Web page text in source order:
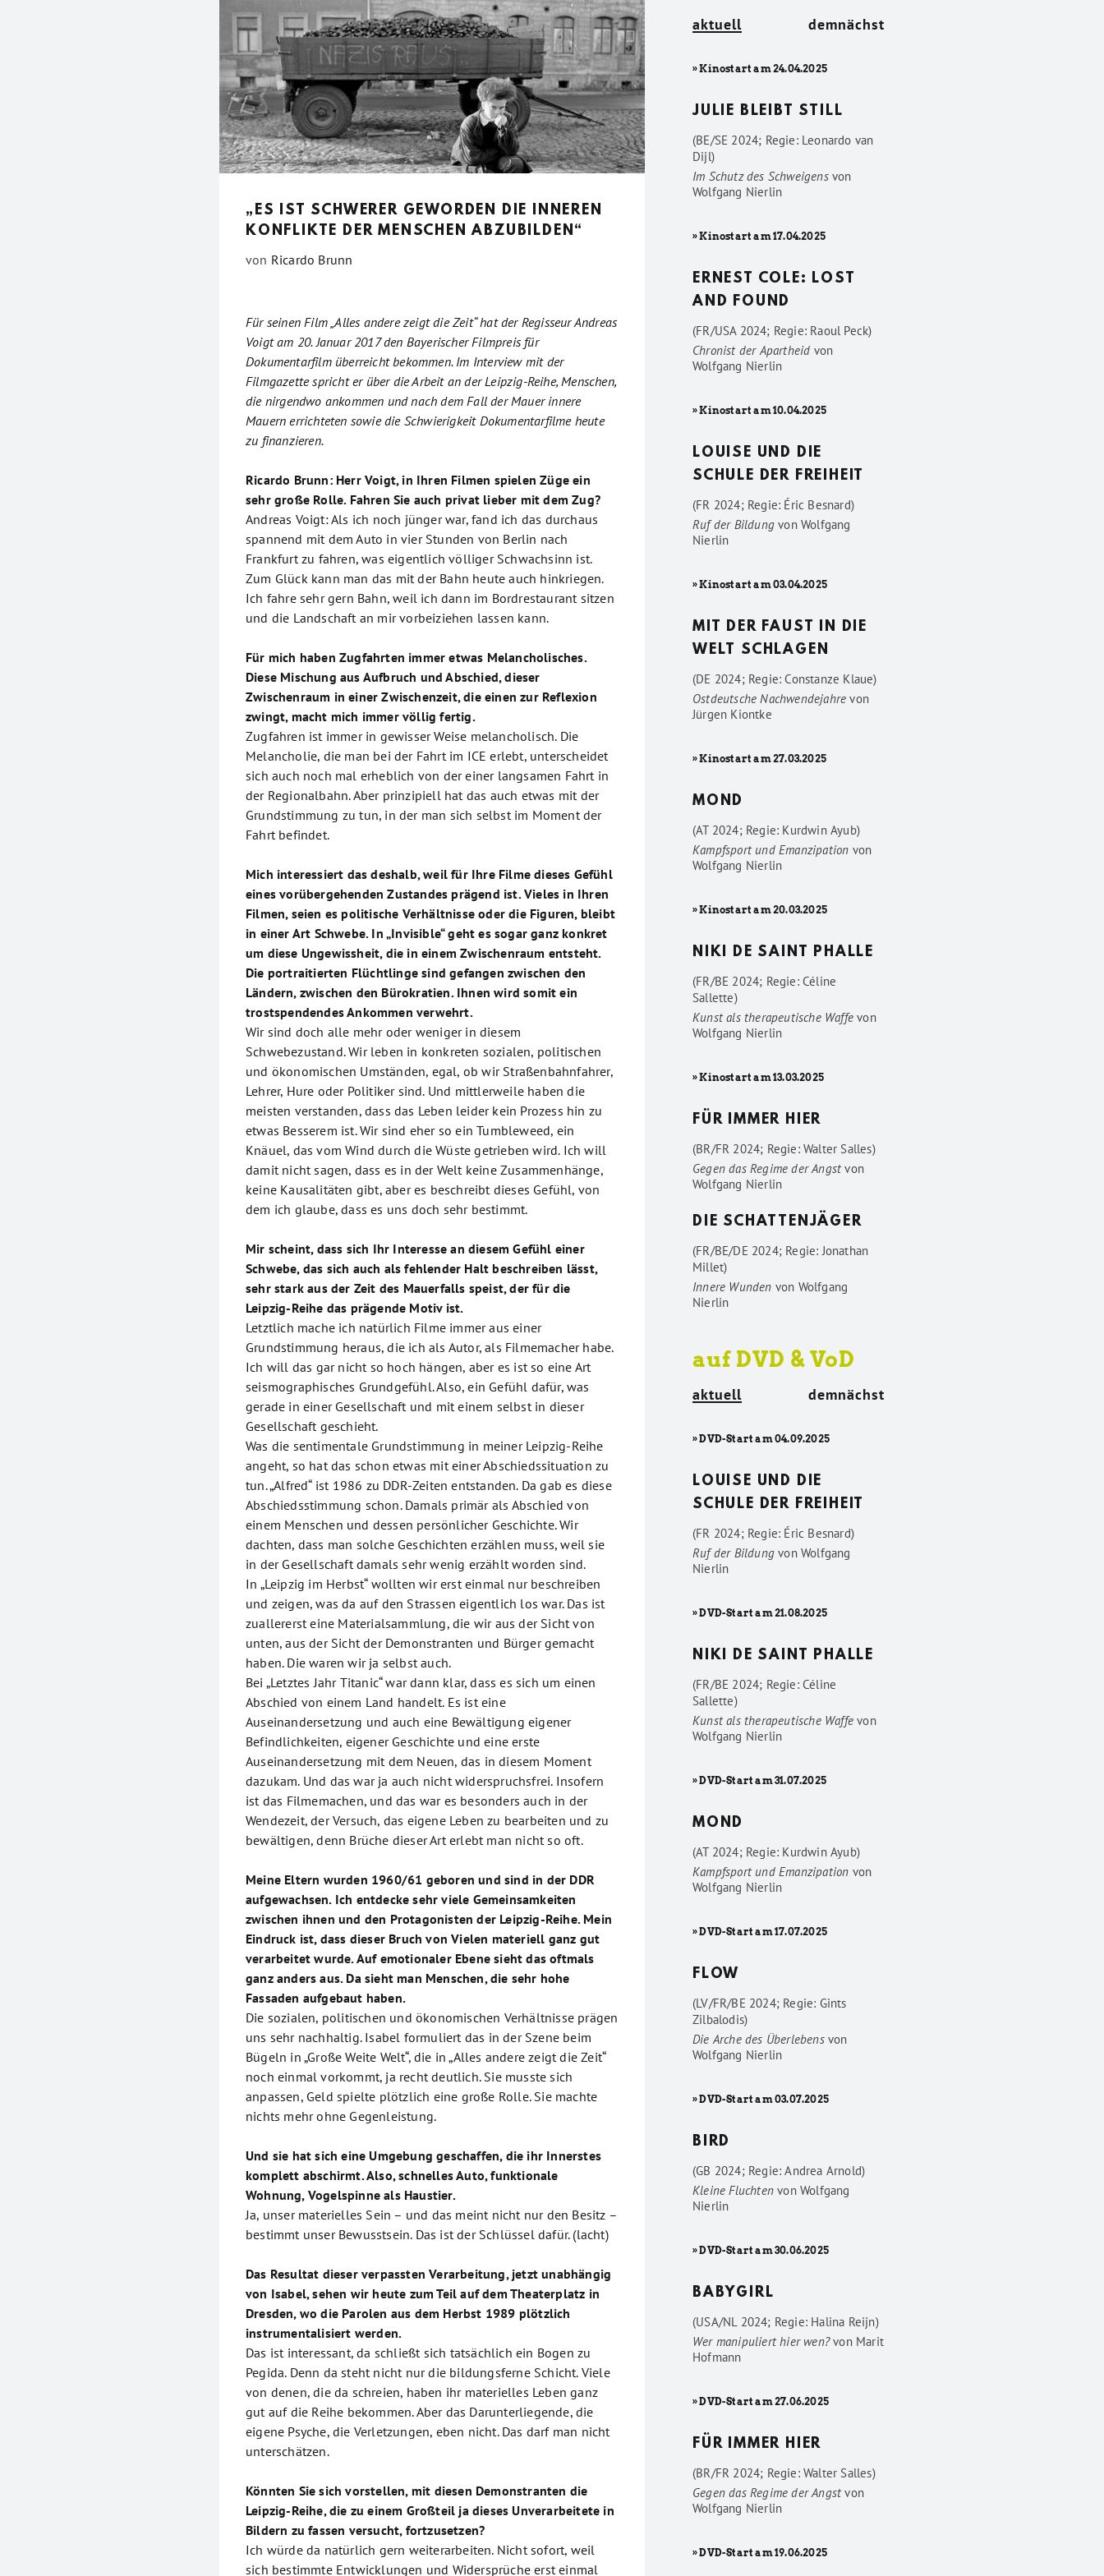
„ES IST SCHWERER GEWORDEN DIE INNEREN
KONFLIKTE DER MENSCHEN ABZUBILDEN“
von Ricardo Brunn
Für seinen Film „Alles andere zeigt die Zeit“ hat der Regisseur Andreas
Voigt am 20. Januar 2017 den Bayerischer Filmpreis für
Dokumentarfilm überreicht bekommen. Im Interview mit der
Filmgazette spricht er über die Arbeit an der Leipzig-Reihe, Menschen,
die nirgendwo ankommen und nach dem Fall der Mauer innere
Mauern errichteten sowie die Schwierigkeit Dokumentarfilme heute
zu finanzieren.
Ricardo Brunn: Herr Voigt, in Ihren Filmen spielen Züge ein
sehr große Rolle. Fahren Sie auch privat lieber mit dem Zug?
Andreas Voigt: Als ich noch jünger war, fand ich das durchaus
spannend mit dem Auto in vier Stunden von Berlin nach
Frankfurt zu fahren, was eigentlich völliger Schwachsinn ist.
Zum Glück kann man das mit der Bahn heute auch hinkriegen.
Ich fahre sehr gern Bahn, weil ich dann im Bordrestaurant sitzen
und die Landschaft an mir vorbeiziehen lassen kann.
Für mich haben Zugfahrten immer etwas Melancholisches.
Diese Mischung aus Aufbruch und Abschied, dieser
Zwischenraum in einer Zwischenzeit, die einen zur Reflexion
zwingt, macht mich immer völlig fertig.
Zugfahren ist immer in gewisser Weise melancholisch. Die
Melancholie, die man bei der Fahrt im ICE erlebt, unterscheidet
sich auch noch mal erheblich von der einer langsamen Fahrt in
der Regionalbahn. Aber prinzipiell hat das auch etwas mit der
Grundstimmung zu tun, in der man sich selbst im Moment der
Fahrt befindet.
Mich interessiert das deshalb, weil für Ihre Filme dieses Gefühl
eines vorübergehenden Zustandes prägend ist. Vieles in Ihren
Filmen, seien es politische Verhältnisse oder die Figuren, bleibt
in einer Art Schwebe. In „Invisible“ geht es sogar ganz konkret
um diese Ungewissheit, die in einem Zwischenraum entsteht.
Die portraitierten Flüchtlinge sind gefangen zwischen den
Ländern, zwischen den Bürokratien. Ihnen wird somit ein
trostspendendes Ankommen verwehrt.
Wir sind doch alle mehr oder weniger in diesem
Schwebezustand. Wir leben in konkreten sozialen, politischen
und ökonomischen Umständen, egal, ob wir Straßenbahnfahrer,
Lehrer, Hure oder Politiker sind. Und mittlerweile haben die
meisten verstanden, dass das Leben leider kein Prozess hin zu
etwas Besserem ist. Wir sind eher so ein Tumbleweed, ein
Knäuel, das vom Wind durch die Wüste getrieben wird. Ich will
damit nicht sagen, dass es in der Welt keine Zusammenhänge,
keine Kausalitäten gibt, aber es beschreibt dieses Gefühl, von
dem ich glaube, dass es uns doch sehr bestimmt.
Mir scheint, dass sich Ihr Interesse an diesem Gefühl einer
Schwebe, das sich auch als fehlender Halt beschreiben lässt,
sehr stark aus der Zeit des Mauerfalls speist, der für die
Leipzig-Reihe das prägende Motiv ist.
Letztlich mache ich natürlich Filme immer aus einer
Grundstimmung heraus, die ich als Autor, als Filmemacher habe.
Ich will das gar nicht so hoch hängen, aber es ist so eine Art
seismographisches Grundgefühl. Also, ein Gefühl dafür, was
gerade in einer Gesellschaft und mit einem selbst in dieser
Gesellschaft geschieht.
Was die sentimentale Grundstimmung in meiner Leipzig-Reihe
angeht, so hat das schon etwas mit einer Abschiedssituation zu
tun. „Alfred“ ist 1986 zu DDR-Zeiten entstanden. Da gab es diese
Abschiedsstimmung schon. Damals primär als Abschied von
einem Menschen und dessen persönlicher Geschichte. Wir
dachten, dass man solche Geschichten erzählen muss, weil sie
in der Gesellschaft damals sehr wenig erzählt worden sind.
In „Leipzig im Herbst“ wollten wir erst einmal nur beschreiben
und zeigen, was da auf den Strassen eigentlich los war. Das ist
zuallererst eine Materialsammlung, die wir aus der Sicht von
unten, aus der Sicht der Demonstranten und Bürger gemacht
haben. Die waren wir ja selbst auch.
Bei „Letztes Jahr Titanic“ war dann klar, dass es sich um einen
Abschied von einem Land handelt. Es ist eine
Auseinandersetzung und auch eine Bewältigung eigener
Befindlichkeiten, eigener Geschichte und eine erste
Auseinandersetzung mit dem Neuen, das in diesem Moment
dazukam. Und das war ja auch nicht widerspruchsfrei. Insofern
ist das Filmemachen, und das war es besonders auch in der
Wendezeit, der Versuch, das eigene Leben zu bearbeiten und zu
bewältigen, denn Brüche dieser Art erlebt man nicht so oft.
Meine Eltern wurden 1960/61 geboren und sind in der DDR
aufgewachsen. Ich entdecke sehr viele Gemeinsamkeiten
zwischen ihnen und den Protagonisten der Leipzig-Reihe. Mein
Eindruck ist, dass dieser Bruch von Vielen materiell ganz gut
verarbeitet wurde. Auf emotionaler Ebene sieht das oftmals
ganz anders aus. Da sieht man Menschen, die sehr hohe
Fassaden aufgebaut haben.
Die sozialen, politischen und ökonomischen Verhältnisse prägen
uns sehr nachhaltig. Isabel formuliert das in der Szene beim
Bügeln in „Große Weite Welt“, die in „Alles andere zeigt die Zeit“
noch einmal vorkommt, ja recht deutlich. Sie musste sich
anpassen, Geld spielte plötzlich eine große Rolle. Sie machte
nichts mehr ohne Gegenleistung.
Und sie hat sich eine Umgebung geschaffen, die ihr Innerstes
komplett abschirmt. Also, schnelles Auto, funktionale
Wohnung, Vogelspinne als Haustier.
Ja, unser materielles Sein – und das meint nicht nur den Besitz –
bestimmt unser Bewusstsein. Das ist der Schlüssel dafür. (lacht)
Das Resultat dieser verpassten Verarbeitung, jetzt unabhängig
von Isabel, sehen wir heute zum Teil auf dem Theaterplatz in
Dresden, wo die Parolen aus dem Herbst 1989 plötzlich
instrumentalisiert werden.
Das ist interessant, da schließt sich tatsächlich ein Bogen zu
Pegida. Denn da steht nicht nur die bildungsferne Schicht. Viele
von denen, die da schreien, haben ihr materielles Leben ganz
gut auf die Reihe bekommen. Aber das Darunterliegende, die
eigene Psyche, die Verletzungen, eben nicht. Das darf man nicht
unterschätzen.
Könnten Sie sich vorstellen, mit diesen Demonstranten die
Leipzig-Reihe, die zu einem Großteil ja dieses Unverarbeitete in
Bildern zu fassen versucht, fortzusetzen?
Ich würde da natürlich gern weiterarbeiten. Nicht sofort, weil
sich bestimmte Entwicklungen und Widersprüche erst einmal
aktuell demnächst
» Kinostart am 24.04.2025
JULIE BLEIBT STILL
(BE/SE 2024; Regie: Leonardo van
Dijl)
Im Schutz des Schweigensvon
Wolfgang Nierlin
» Kinostart am 17.04.2025
ERNEST COLE: LOST
AND FOUND
(FR/USA 2024; Regie: Raoul Peck)
Chronist der Apartheid von
Wolfgang Nierlin
» Kinostart am 10.04.2025
LOUISE UND DIE
SCHULE DER FREIHEIT
(FR 2024; Regie: Éric Besnard)
Ruf der Bildungvon Wolfgang
Nierlin
» Kinostart am 03.04.2025
MIT DER FAUST IN DIE
WELT SCHLAGEN
(DE 2024; Regie: Constanze Klaue)
Ostdeutsche Nachwendejahre von
Jürgen Kiontke
» Kinostart am 27.03.2025
MOND
(AT 2024; Regie: Kurdwin Ayub)
Kampfsport und Emanzipation von
Wolfgang Nierlin
» Kinostart am 20.03.2025
NIKI DE SAINT PHALLE
(FR/BE 2024; Regie: Céline
Sallette)
Kunst als therapeutische Waffevon
Wolfgang Nierlin
» Kinostart am 13.03.2025
FÜR IMMER HIER
(BR/FR 2024; Regie: Walter Salles)
Gegen das Regime der Angstvon
Wolfgang Nierlin
DIE SCHATTENJÄGER
(FR/BE/DE 2024; Regie: Jonathan
Millet)
Innere Wunden von Wolfgang
Nierlin
auf DVD & VoD
aktuell demnächst
» DVD-Start am 04.09.2025
LOUISE UND DIE
SCHULE DER FREIHEIT
(FR 2024; Regie: Éric Besnard)
Ruf der Bildungvon Wolfgang
Nierlin
» DVD-Start am 21.08.2025
NIKI DE SAINT PHALLE
(FR/BE 2024; Regie: Céline
Sallette)
Kunst als therapeutische Waffevon
Wolfgang Nierlin
» DVD-Start am 31.07.2025
MOND
(AT 2024; Regie: Kurdwin Ayub)
Kampfsport und Emanzipation von
Wolfgang Nierlin
» DVD-Start am 17.07.2025
FLOW
(LV/FR/BE 2024; Regie: Gints
Zilbalodis)
Die Arche des Überlebensvon
Wolfgang Nierlin
» DVD-Start am 03.07.2025
BIRD
(GB 2024; Regie: Andrea Arnold)
Kleine Fluchtenvon Wolfgang
Nierlin
» DVD-Start am 30.06.2025
BABYGIRL
(USA/NL 2024; Regie: Halina Reijn)
Wer manipuliert hier wen?von Marit
Hofmann
» DVD-Start am 27.06.2025
FÜR IMMER HIER
(BR/FR 2024; Regie: Walter Salles)
Gegen das Regime der Angstvon
Wolfgang Nierlin
» DVD-Start am 19.06.2025